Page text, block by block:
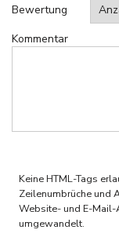
Bewertung
Kommentar
Keine HTML-Tags
Zeilenumbrüche und
Website- und E-Mail-
umgewandelt.